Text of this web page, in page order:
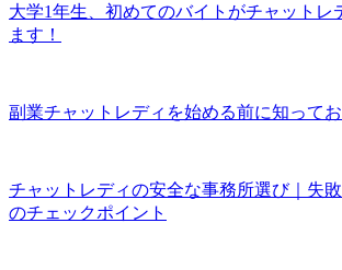
大学1年生、初めてのバイトがチャットレ
ます！
副業チャットレディを始める前に知って
チャットレディの安全な事務所選び｜失
のチェックポイント